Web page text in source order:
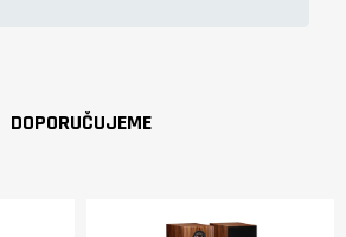
DOPORUČUJEME